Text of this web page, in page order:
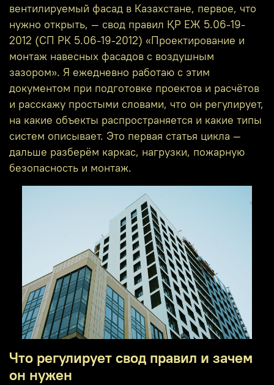
вентилируемый фасад в Казахстане, первое, что
нужно открыть, — свод правил ҚР ЕЖ 5.06-19-
2012 (СП РК 5.06-19-2012) «Проектирование и
монтаж навесных фасадов с воздушным
зазором». Я ежедневно работаю с этим
документом при подготовке проектов и расчётов
и расскажу простыми словами, что он регулирует,
на какие объекты распространяется и какие типы
систем описывает. Это первая статья цикла —
дальше разберём каркас, нагрузки, пожарную
безопасность и монтаж.
Что регулирует свод правил и зачем
он нужен